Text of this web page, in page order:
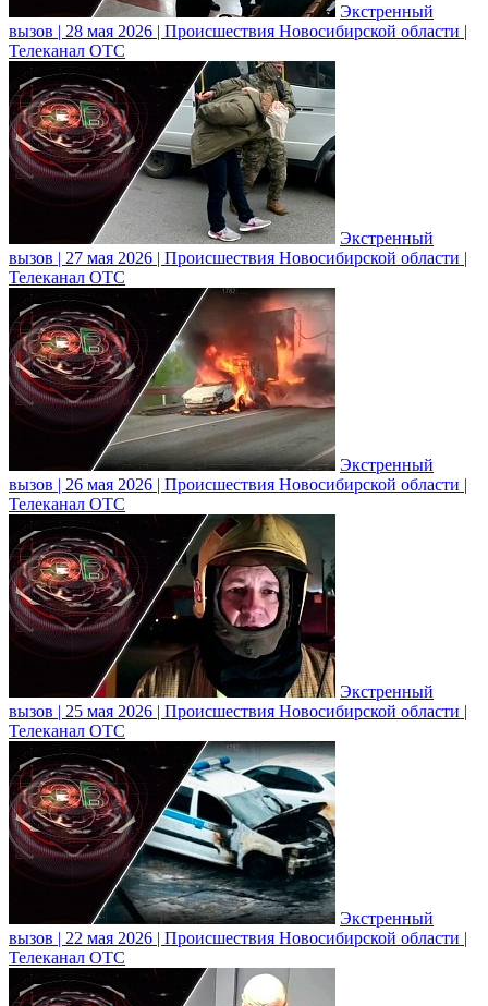
Экстренный
вызов | 28 мая 2026 | Происшествия Новосибирской области |
Телеканал ОТС
Экстренный
вызов | 27 мая 2026 | Происшествия Новосибирской области |
Телеканал ОТС
Экстренный
вызов | 26 мая 2026 | Происшествия Новосибирской области |
Телеканал ОТС
Экстренный
вызов | 25 мая 2026 | Происшествия Новосибирской области |
Телеканал ОТС
Экстренный
вызов | 22 мая 2026 | Происшествия Новосибирской области |
Телеканал ОТС